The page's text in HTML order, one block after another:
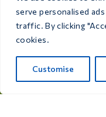
serve personalised
traffic. By clicking
cookies.
Customise
jakości produkty
hodowcy i miłośnika
info@care4bird.nl